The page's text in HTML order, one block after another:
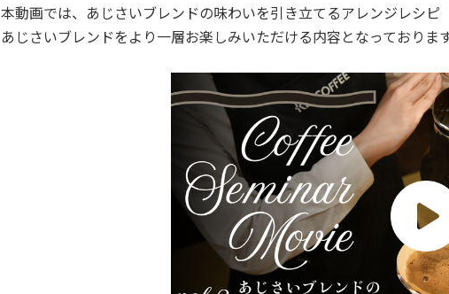
本動画では、あじさいブレンドの味わいを引き立てるアレンジレシ
あじさいブレンドをより一層お楽しみいただける内容となっておりま